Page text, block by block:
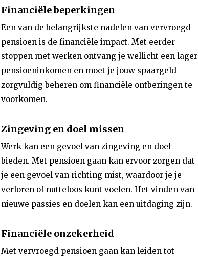
Financiële beperkingen
Een van de belangrijkste nadelen van vervroegd
pensioen is de financiële impact. Met eerder
stoppen met werken ontvang je wellicht een lager
pensioeninkomen en moet je jouw spaargeld
zorgvuldig beheren om financiële ontberingen te
voorkomen.
Zingeving en doel missen
Werk kan een gevoel van zingeving en doel
bieden. Met pensioen gaan kan ervoor zorgen dat
je een gevoel van richting mist, waardoor je je
verloren of nutteloos kunt voelen. Het vinden van
nieuwe passies en doelen kan een uitdaging zijn.
Financiële onzekerheid
Met vervroegd pensioen gaan kan leiden tot